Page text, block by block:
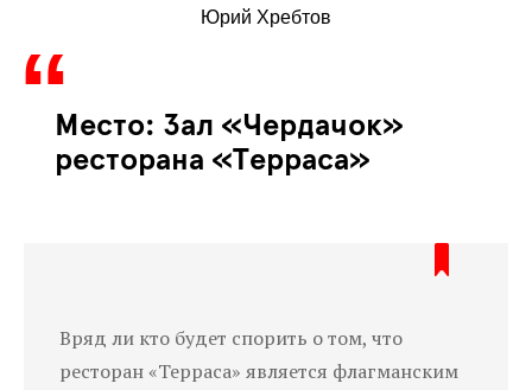
Юрий Хребтов
Место: Зал «Чердачок»
ресторана «Терраса»
Вряд ли кто будет спорить о том, что
ресторан «Терраса» является флагманским